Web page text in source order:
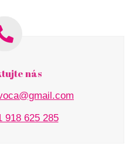
nás
918 625 285